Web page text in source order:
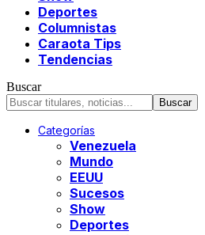
Deportes
Columnistas
Caraota Tips
Tendencias
Buscar
Categorías
Venezuela
Mundo
EEUU
Sucesos
Show
Deportes